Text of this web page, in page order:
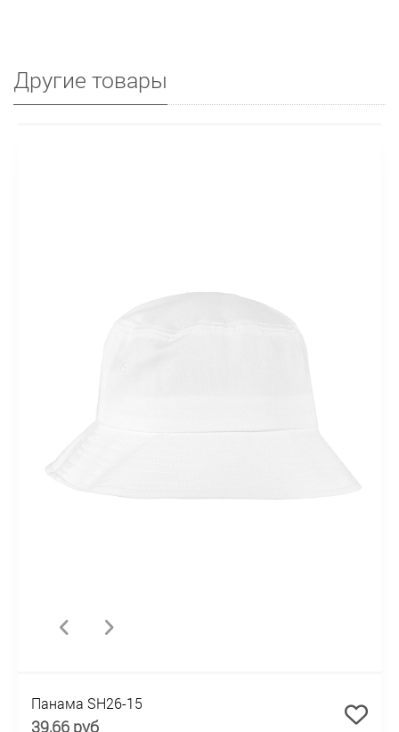
Другие товары
Панама SH26-15
39,66 руб